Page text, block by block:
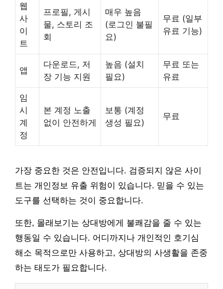
웹
사
이
트
프로필, 게시
물, 스토리 조
회
매우 높음
(로그인 불필
요)
무료 (일부
유료 기능)
앱
다운로드, 저
장 기능 지원
높음 (설치
필요)
무료 또는
유료
임
시
계
정
본 계정 노출
없이 안전하게
보통 (계정
생성 필요)
무료
가장 중요한 것은 안전입니다. 검증되지 않은 사이
트는 개인정보 유출 위험이 있습니다. 믿을 수 있는
도구를 선택하는 것이 중요합니다.
또한, 몰래보기는 상대방에게 불쾌감을 줄 수 있는
행동일 수 있습니다. 어디까지나 개인적인 호기심
해소 목적으로만 사용하고, 상대방의 사생활을 존중
하는 태도가 필요합니다.